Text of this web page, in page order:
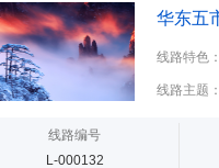
华东五
线路特色
线路主题
线路编号
L-000132